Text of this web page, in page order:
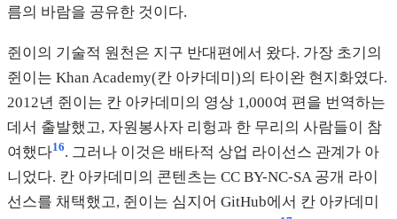
름의 바람을 공유한 것이다.
쥔이의 기술적 원천은 지구 반대편에서 왔다. 가장 초기의
쥔이는 Khan Academy(칸 아카데미)의 타이완 현지화였다.
2012년 쥔이는 칸 아카데미의 영상 1,000여 편을 번역하는
데서 출발했고, 자원봉사자 리헝과 한 무리의 사람들이 참
여했다16. 그러나 이것은 배타적 상업 라이선스 관계가 아
니었다. 칸 아카데미의 콘텐츠는 CC BY-NC-SA 공개 라이
선스를 채택했고, 쥔이는 심지어 GitHub에서 칸 아카데미